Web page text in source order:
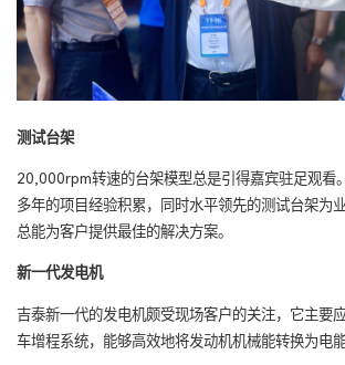
测试台架
20,000rpm转速的台架模型总是引得嘉宾驻足观看
多年的项目经验积累，同时水平领先的测试台架为
总能为客户提供最佳的解决方案。
新一代发电机
吉泰新一代的发电机颇受现场客户的关注，它主要
车增程系统，能够高效地将发动机机械能转换为电能